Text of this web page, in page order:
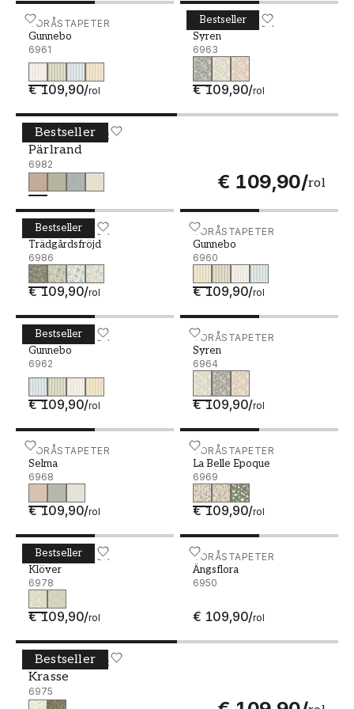
BORÅSTAPETER
Gunnebo
6961
€ 109,90/rol
Gunnebo - 6961 Bestseller
BORÅSTAPETER
Syren
6963
€ 109,90/rol
Syren - 6963
Bestseller
BORÅSTAPETER
Pärlrand
6982
€ 109,90/rol
Pärlrand - 6982
Bestseller
BORÅSTAPETER
Trädgårdsfröjd
6986
€ 109,90/rol
Trädgårdsfröjd - 6986 BORÅSTAPETER
Gunnebo
6960
€ 109,90/rol
Gunnebo - 6960
Bestseller
BORÅSTAPETER
Gunnebo
6962
€ 109,90/rol
Gunnebo - 6962 BORÅSTAPETER
Syren
6964
€ 109,90/rol
Syren - 6964
BORÅSTAPETER
Selma
6968
€ 109,90/rol
Selma - 6968 BORÅSTAPETER
La Belle Epoque
6969
€ 109,90/rol
La Belle Epoque - 6969
Bestseller
BORÅSTAPETER
Klöver
6978
€ 109,90/rol
Klöver - 6978 BORÅSTAPETER
Ängsflora
6950
€ 109,90/rol
Ängsflora - 6950
Bestseller
BORÅSTAPETER
Krasse
6975
Krasse - 6975